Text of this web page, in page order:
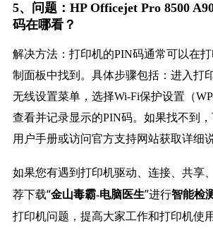
5、问题：HP Officejet Pro 8500
码在哪看？
解决方法：打印机的PIN码通常可以在
制面板中找到。具体步骤包括：进入打
无线设置菜单，选择Wi-Fi保护设置（
查看并记录显示的PIN码。如果找不到
用户手册或访问官方支持网站获取详细说
如果您有遇到打印机驱动、连接、共享
荐下载“金山毒霸-电脑医生”进行智能检
打印机问题，提高大家工作和打印机使用